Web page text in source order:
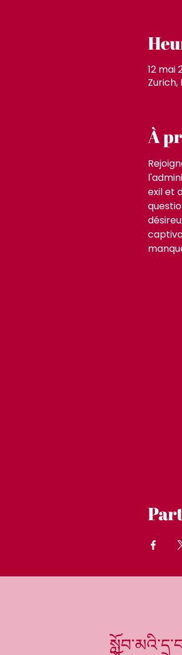
12 mai
Zurich,
À
exil et